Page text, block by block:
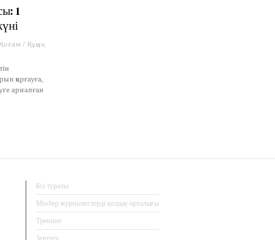
1
Қоғам / Құқық
қорғауға,
арналған
Біз туралы
Мінбер журналистерді қолдау орталығы
Тренинг